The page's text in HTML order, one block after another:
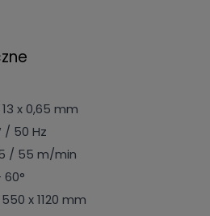
13 x 0,65 mm
/ 50 Hz
/ 55 m/min
x 1120 mm